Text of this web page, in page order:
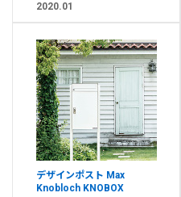
2020.01
デザインポスト Max
Knobloch KNOBOX